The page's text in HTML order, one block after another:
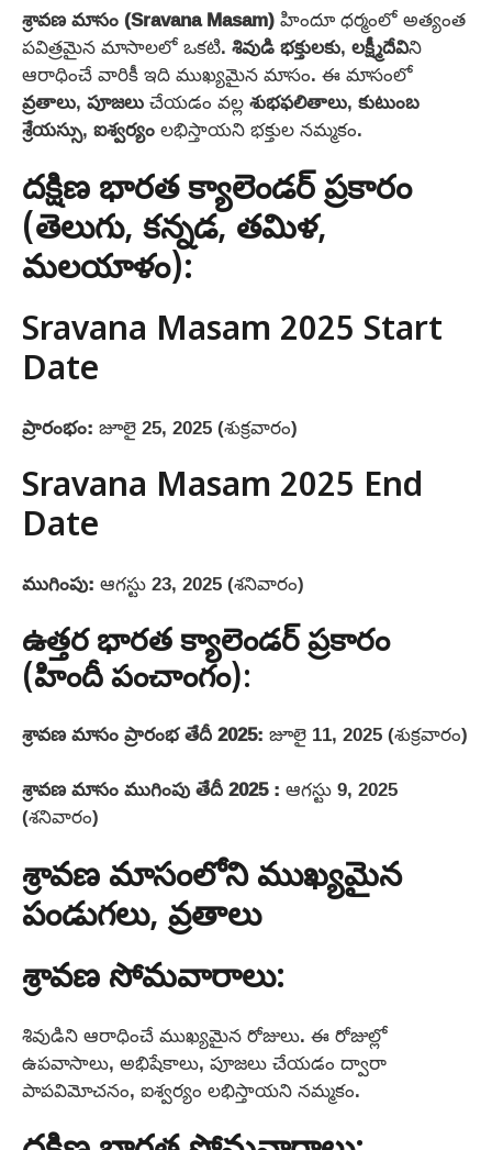
శ్రావణ మాసం (Sravana Masam)హిందూ ధర్మంలో అత్యంత
పవిత్రమైన మాసాలలో ఒకటి.శివుడిభక్తులకు,లక్ష్మీదేవిని
ఆరాధించే వారికీ ఇది ముఖ్యమైన మాసం. ఈ మాసంలో
వ్రతాలు,పూజలుచేయడం వల్లశుభఫలితాలు,కుటుంబ
శ్రేయస్సు,ఐశ్వర్యంలభిస్తాయని భక్తుల నమ్మకం.
దక్షిణ భారత క్యాలెండర్ ప్రకారం
(తెలుగు, కన్నడ, తమిళ,
మలయాళం):
Sravana Masam 2025 Start
Date
ప్రారంభం:జూలై 25, 2025 (శుక్రవారం)
Sravana Masam 2025 End
Date
ముగింపు:ఆగస్టు 23, 2025 (శనివారం)
ఉత్తర భారత క్యాలెండర్ ప్రకారం
(హిందీ పంచాంగం):
శ్రావణ మాసం ప్రారంభ తేదీ 2025:జూలై 11, 2025 (శుక్రవారం)
శ్రావణ మాసం ముగింపు తేదీ 2025:ఆగస్టు 9, 2025
(శనివారం)
శ్రావణ మాసంలోని ముఖ్యమైన
పండుగలు, వ్రతాలు
శ్రావణ సోమవారాలు:
శివుడిని ఆరాధించే ముఖ్యమైన రోజులు. ఈ రోజుల్లో
ఉపవాసాలు, అభిషేకాలు, పూజలు చేయడం ద్వారా
పాపవిమోచనం, ఐశ్వర్యం లభిస్తాయని నమ్మకం.